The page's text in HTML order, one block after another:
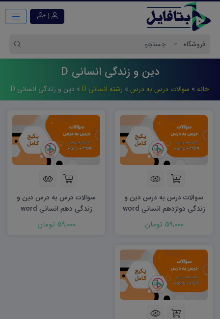
|
دین و زندگی انسانی D
خانه » سوالات درس به درس » رشته انسانی D » دین و زندگی انسانی D
سوالات درس به درس دین و
زندگی دوازدهم انسانی word
59,000 تومان
سوالات درس به درس دین و
زندگی دهم انسانی word
59,000 تومان